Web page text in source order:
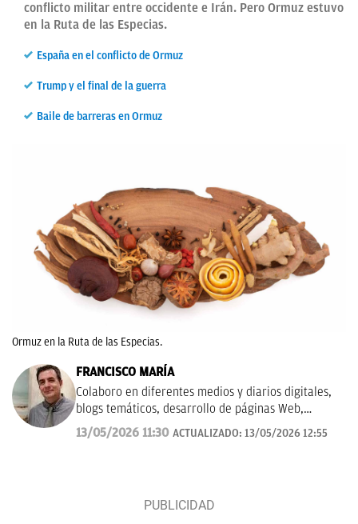
conflicto militar entre occidente e Irán. Pero Ormuz estuvo
en la Ruta de las Especias.
España en el conflicto de Ormuz
Trump y el final de la guerra
Baile de barreras en Ormuz
Ormuz en la Ruta de las Especias.
FRANCISCO MARÍA
Colaboro en diferentes medios y diarios digitales,
blogs temáticos, desarrollo de páginas Web,
redacción de guías y manuales didácticos, textos
promocionales, campañas publicitarias y de
bien documentado y revisado, así como a la
13/05/2026 11:30 ACTUALIZADO: 13/05/2026 12:55